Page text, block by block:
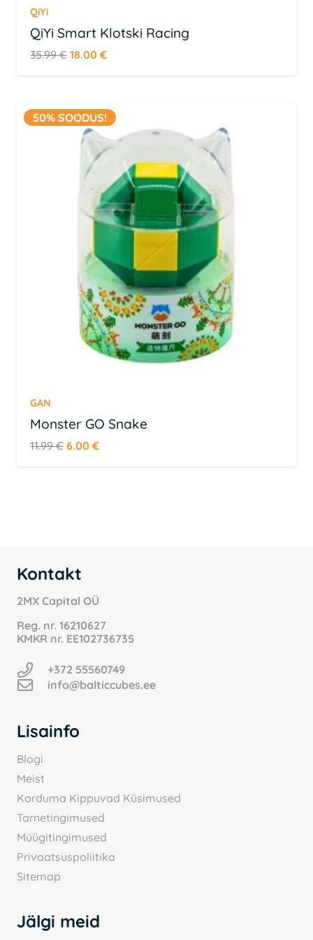
QiYi
QiYi Smart Klotski Racing
35.99€ Algne
hind
35.99 €.
18.00€Praegune
hind
18.00 €.
50% SOODUS!
GAN
Monster GO Snake
11.99€ Algne
hind
6.00€Praegune
hind
Kontakt
2MX Capital OÜ
Reg. nr. 16210627
KMKR nr. EE102736735
+372 55560749
info@balticcubes.ee
Lisainfo
Blogi
Meist
Korduma Kippuvad Küsimused
Tarnetingimused
Müügitingimused
Privaatsuspoliitika
Sitemap
Jälgi meid